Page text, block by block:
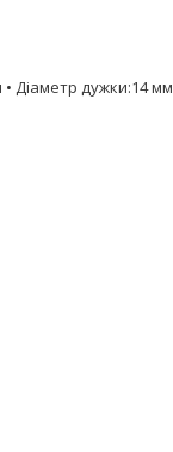
• Діаметр дужки:14 мм